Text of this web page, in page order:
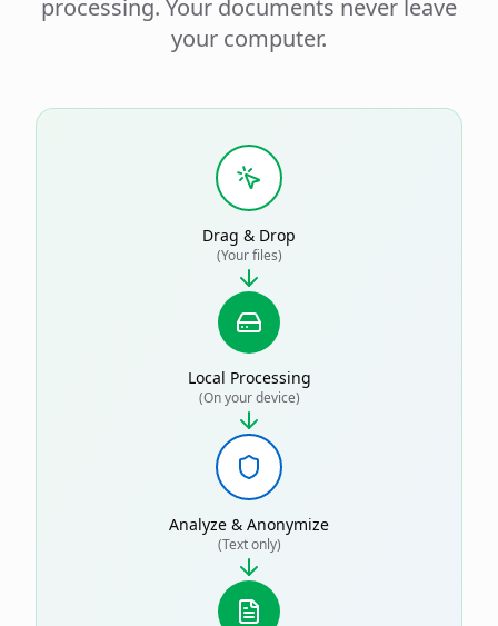
processing. Your documents never leave
your computer.
Drag & Drop
(Your files)
Local Processing
(On your device)
Analyze & Anonymize
(Text only)